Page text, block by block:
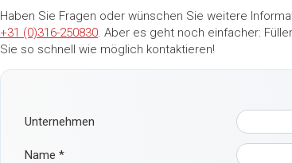
Haben Sie Fragen oder wünschen Sie weitere
+31 (0)316-250830. Aber es geht noch einfacher:
Sie so schnell wie möglich kontaktieren!
Unternehmen
Name *